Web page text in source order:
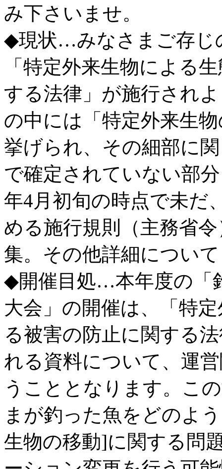
み下さいませ。
◆現状…みなさまご存じ
「特定外来生物による
する法律」が施行され
の中には「特定外来生
挙げられ、その細部に
で確定されていない部
年4月初旬の時点で未だ
める施行規則（主務省
集。その他詳細につい
◆開催目処…本年度の「
大会」の開催は、「特
る被害の防止に関する
れる資料について、運
うこととなります。こ
まが釣った魚をどのよ
生物の移動]に関する問